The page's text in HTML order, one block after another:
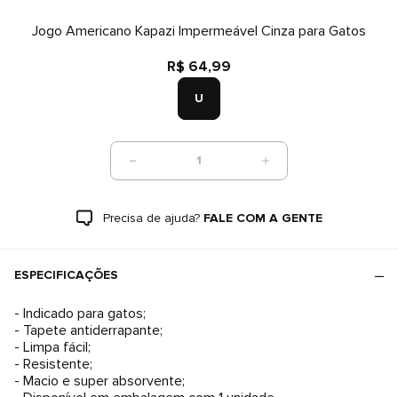
Jogo Americano Kapazi Impermeável Cinza para Gatos
R$ 64,99
U
1
Precisa de ajuda? FALE COM A GENTE
ESPECIFICAÇÕES
- Indicado para gatos;
- Tapete antiderrapante;
- Limpa fácil;
- Resistente;
- Macio e super absorvente;